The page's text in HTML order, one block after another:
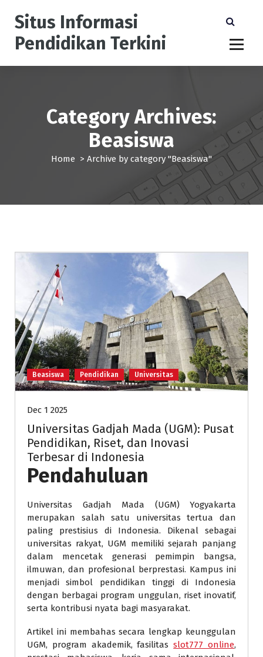
Situs Informasi
Pendidikan Terkini
Category Archives:
Beasiswa
Home > Archive by category "Beasiswa"
Beasiswa Pendidikan Universitas
Dec 1 2025
Universitas Gadjah Mada (UGM): Pusat
Pendidikan, Riset, dan Inovasi
Terbesar di Indonesia
Pendahuluan
Universitas Gadjah Mada (UGM) Yogyakarta
merupakan salah satu universitas tertua dan
paling prestisius di Indonesia. Dikenal sebagai
universitas rakyat, UGM memiliki sejarah panjang
dalam mencetak generasi pemimpin bangsa,
ilmuwan, dan profesional berprestasi. Kampus ini
menjadi simbol pendidikan tinggi di Indonesia
dengan berbagai program unggulan, riset inovatif,
serta kontribusi nyata bagi masyarakat.
Artikel ini membahas secara lengkap keunggulan
UGM, program akademik, fasilitasslot777 online,